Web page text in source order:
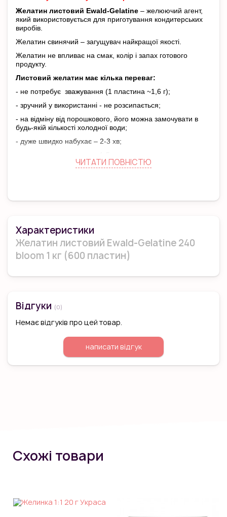
Желатин листовий Ewald-Gelatine – желюючий агент,
який використовується для приготування кондитерських
виробів.
Желатин свинячий – загущувач найкращої якості.
Желатин не впливає на смак, колір і запах готового
продукту.
Листовий желатин має кілька переваг:
- не потребує зважування (1 пластина ~1,6 г);
- зручний у використанні - не розсипається;
- на відміну від порошкового, його можна замочувати в
будь-якій кількості холодної води;
- дуже швидко набухає – 2-3 хв;
Основні характеристики:
Вага 1 пластини: ~1,6 г
ЧИТАТИ ПОВНIСТЮ
Характеристики
Желатин листовий Ewald-Gelatine 240
bloom 1 кг (600 пластин)
Відгуки (0)
Немає відгуків про цей товар.
написати відгук
Схожі товари